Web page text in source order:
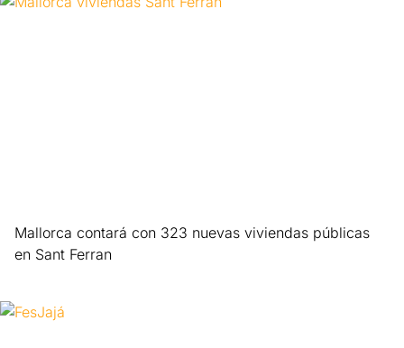
Mallorca contará con 323 nuevas viviendas públicas
en Sant Ferran